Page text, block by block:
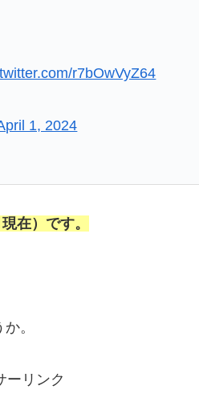
r7bOwVyZ64
1, 2024
在）です。
。
ーリンク